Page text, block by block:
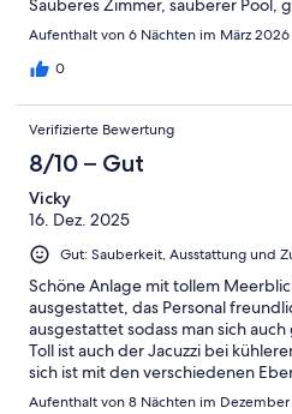
Sauberes Zimmer, sauberer Pool,
Aufenthalt von 6 Nächten im März 2026
0
Verifizierte Bewertung
8/10 – Gut
Vicky
16. Dez. 2025
Gut: Sauberkeit, Ausstattung und
Schöne Anlage mit tollem
ausgestattet, das Personal
ausgestattet sodass man sich
Toll ist auch der Jacuzzi bei
sich ist mit den verschiedenen
Es gibt Verbesserungsbedarf im
Aufenthalt von 8 Nächten im